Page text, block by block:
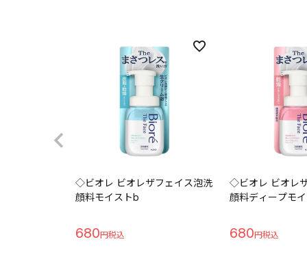
◇ビオレ ビオレザフェイス泡洗
顔料モイストb
680
◇ビオレ ビオレ
顔料ディープモ
680